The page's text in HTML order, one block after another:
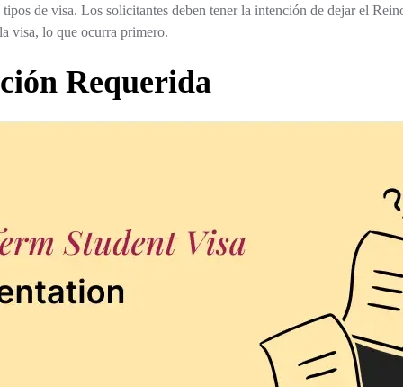
de visa. Los solicitantes deben tener la intención de dejar el
visa, lo que ocurra primero.
Requerida